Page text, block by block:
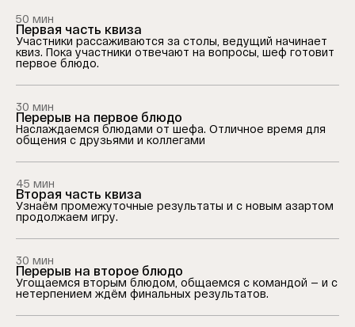
50 мин
Первая часть квиза
Участники рассаживаются за столы, ведущий начинает
квиз. Пока участники отвечают на вопросы, шеф готовит
первое блюдо.
30 мин
Перерыв на первое блюдо
Наслаждаемся блюдами от шефа. Отличное время для
общения с друзьями и коллегами
45 мин
Вторая часть квиза
Узнаём промежуточные результаты и с новым азартом
продолжаем игру.
30 мин
Перерыв на второе блюдо
Угощаемся вторым блюдом, общаемся с командой — и с
нетерпением ждём финальных результатов.